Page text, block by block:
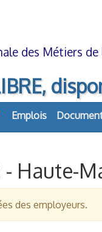
des Métiers
Emplois
Haute-
des employeurs.